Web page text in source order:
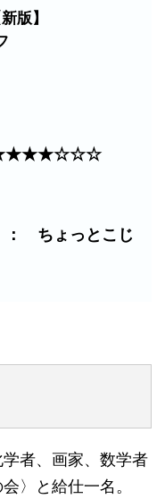
版】
ちょっとこじ
者、画家、数学者
〉と給仕一名。